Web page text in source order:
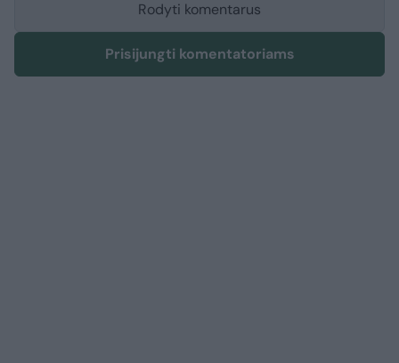
Rodyti komentarus
Prisijungti komentatoriams